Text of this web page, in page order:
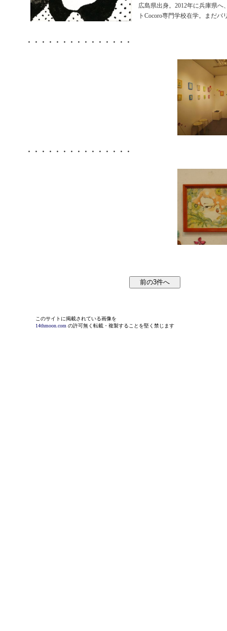
広島県出身。2012年に兵庫県へ
トCocoro専門学校在学。まだバ
・・・・・・・・・・・・・・・
・・・・・・・・・・・・・・・
このサイトに掲載されている画像を
14thmoon.com の許可無く転載・複製することを堅く禁じます